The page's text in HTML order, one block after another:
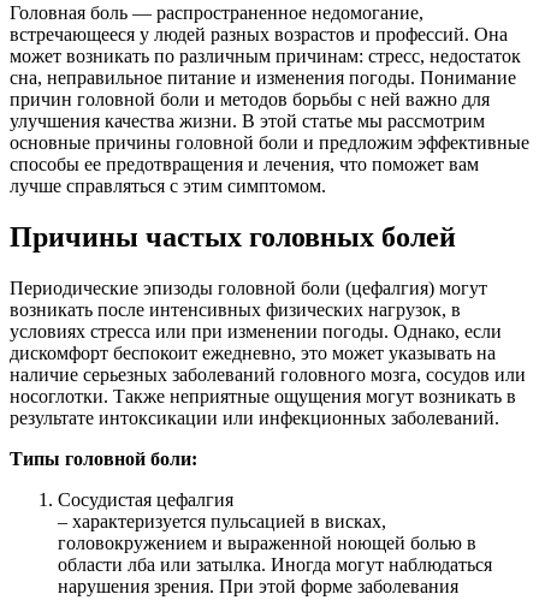
Головная боль — распространенное недомогание,
встречающееся у людей разных возрастов и профессий. Она
может возникать по различным причинам: стресс, недостаток
сна, неправильное питание и изменения погоды. Понимание
причин головной боли и методов борьбы с ней важно для
улучшения качества жизни. В этой статье мы рассмотрим
основные причины головной боли и предложим эффективные
способы ее предотвращения и лечения, что поможет вам
лучше справляться с этим симптомом.
Причины частых головных болей
Периодические эпизоды головной боли (цефалгия) могут
возникать после интенсивных физических нагрузок, в
условиях стресса или при изменении погоды. Однако, если
дискомфорт беспокоит ежедневно, это может указывать на
наличие серьезных заболеваний головного мозга, сосудов или
носоглотки. Также неприятные ощущения могут возникать в
результате интоксикации или инфекционных заболеваний.
Типы головной боли:
Сосудистая цефалгия
– характеризуется пульсацией в висках,
головокружением и выраженной ноющей болью в
области лба или затылка. Иногда могут наблюдаться
нарушения зрения. При этой форме заболевания